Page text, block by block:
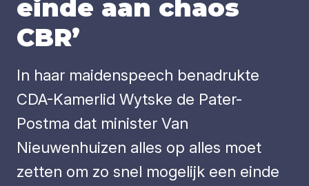
ein­de aan cha­os
CBR’
In haar maidenspeech benadrukte
CDA-Kamerlid Wytske de Pater-
Postma dat minister Van
Nieuwenhuizen alles op alles moet
zetten om zo snel mogelijk een einde